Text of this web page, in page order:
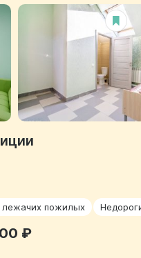
пожилых
₽